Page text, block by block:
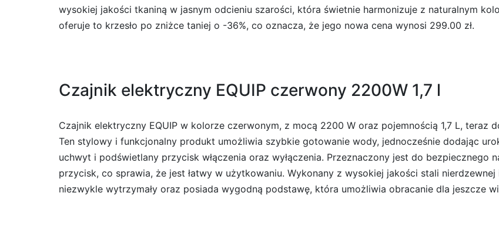
wysokiej jakości tkaniną w jasnym odcieniu szarości, która świetnie harmonizuje z naturalnym
oferuje to krzesło po zniżce taniej o -36%, co oznacza, że jego nowa cena wynosi 299.00 zł.
Czajnik elektryczny EQUIP czerwony 2200W 1,7 l
Czajnik elektryczny EQUIP w kolorze czerwonym, z mocą 2200 W oraz pojemnością 1,7 L, teraz
Ten stylowy i funkcjonalny produkt umożliwia szybkie gotowanie wody, jednocześnie dodając
uchwyt i podświetlany przycisk włączenia oraz wyłączenia. Przeznaczony jest do bezpiecznego
przycisk, co sprawia, że jest łatwy w użytkowaniu. Wykonany z wysokiej jakości stali
niezwykle wytrzymały oraz posiada wygodną podstawę, która umożliwia obracanie dla jeszcze